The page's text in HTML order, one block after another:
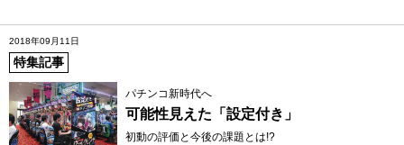
2018年09月11日
特集記事
パチンコ新時代へ
可能性見えた「設定付き」
初動の評価と今後の課題とは!?